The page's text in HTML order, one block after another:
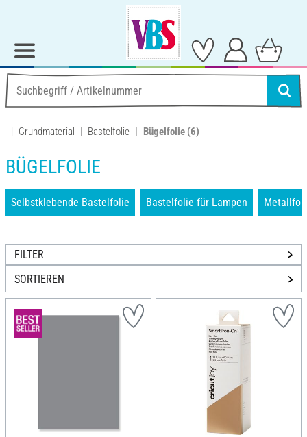
Grundmaterial Bastelfolie Bügelfolie (6)
BÜGELFOLIE
Selbstklebende Bastelfolie Bastelfolie für Lampen
FILTER
SORTIEREN